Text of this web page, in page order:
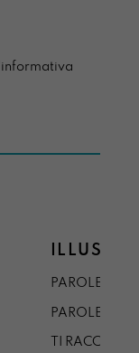
PAROLE DAL
PAROLE DA
TI